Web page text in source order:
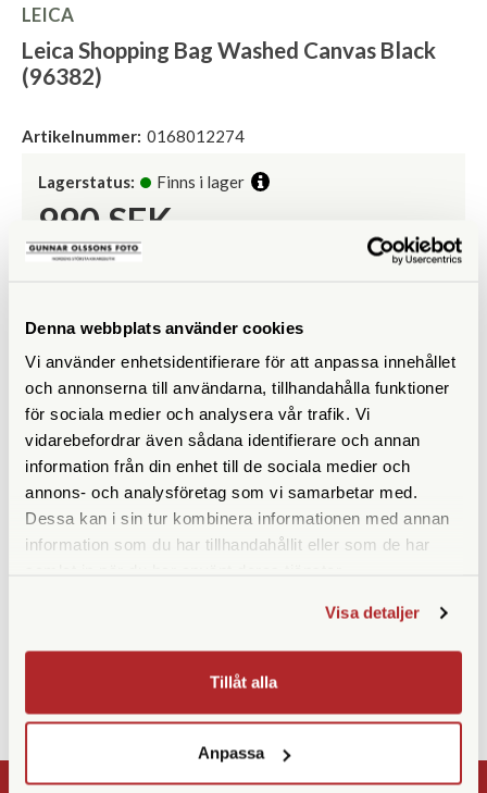
Denna webbplats använder cookies
Vi använder enhetsidentifierare för att anpassa innehållet
och annonserna till användarna, tillhandahålla funktioner
för sociala medier och analysera vår trafik. Vi
vidarebefordrar även sådana identifierare och annan
information från din enhet till de sociala medier och
annons- och analysföretag som vi samarbetar med.
Dessa kan i sin tur kombinera informationen med annan
information som du har tillhandahållit eller som de har
Visa detaljer
Tillåt alla
Anpassa
LEICA
Leica Shopping Bag Washed Canvas Black
(96382)
Artikelnummer: 0168012274
Lagerstatus: Finns i lager
990 SEK
Visa prishistorik
Alltid fri frakt!
Snabba leveranser!
30 dagars öppet köp!
BESKRIVNING
En stilren väska tillverkad i canvas med den ikoniska Leica-